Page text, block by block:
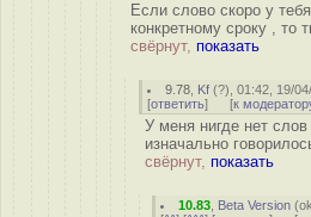
Если слово скоро у
конкретному сроку , то
свёрнут, показать
9.78 Kf (?), 01:42, 19/
[ответить] [к
У меня нигде нет
изначально
свёрнут, показать
10.83 Beta Version (